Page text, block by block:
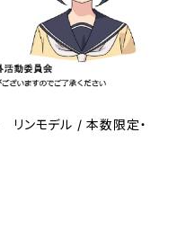
リンモデル / 本数限定・